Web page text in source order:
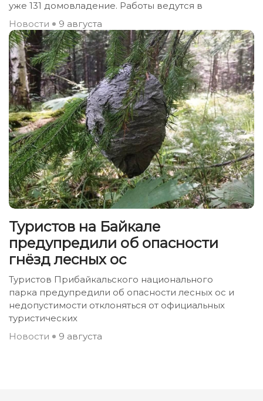
уже 131 домовладение. Работы ведутся в
Новости
9 августа
Туристов на Байкале
предупредили об опасности
гнёзд лесных ос
Туристов Прибайкальского национального
парка предупредили об опасности лесных ос и
недопустимости отклоняться от официальных
туристических
Новости
9 августа